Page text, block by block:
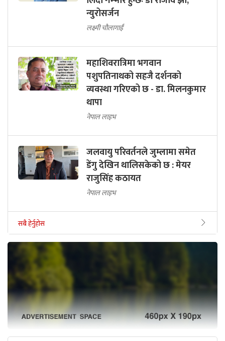
न्युरोसर्जन
लक्ष्मी चौलागाईं
महाशिवरात्रिमा भगवान
पशुपतिनाथको सहजै दर्शनको
व्यवस्था गरिएको छ - डा. मिलनकुमार
थापा
नेपाल लाइभ
जलवायु परिवर्तनले जुम्लामा समेत
डेंगु देखिन थालिसकेको छ : मेयर
राजुसिंह कठायत
नेपाल लाइभ
सबै हेर्नुहोस